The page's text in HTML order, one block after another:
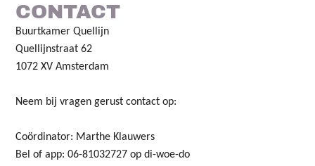
CONTACT
Buurtkamer Quellijn
Quellijnstraat 62
1072 XV Amsterdam
Neem bij vragen gerust contact op:
Coördinator: Marthe Klauwers
Bel of app:06-81032727 op di-woe-do